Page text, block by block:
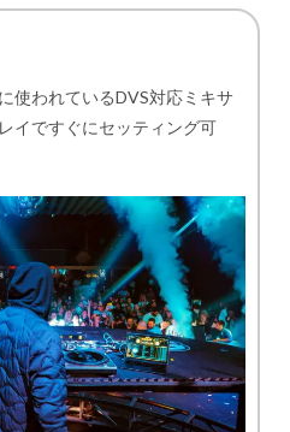
使われているDVS対応ミキサ
イですぐにセッティング可